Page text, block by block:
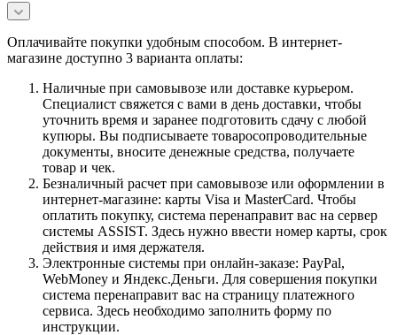
Оплачивайте покупки удобным способом. В интернет-
магазине доступно 3 варианта оплаты:
Наличные при самовывозе или доставке курьером.
Специалист свяжется с вами в день доставки, чтобы
уточнить время и заранее подготовить сдачу с любой
купюры. Вы подписываете товаросопроводительные
документы, вносите денежные средства, получаете
товар и чек.
Безналичный расчет при самовывозе или оформлении в
интернет-магазине: карты Visa и MasterCard. Чтобы
оплатить покупку, система перенаправит вас на сервер
системы ASSIST. Здесь нужно ввести номер карты, срок
действия и имя держателя.
Электронные системы при онлайн-заказе: PayPal,
WebMoney и Яндекс.Деньги. Для совершения покупки
система перенаправит вас на страницу платежного
сервиса. Здесь необходимо заполнить форму по
инструкции.